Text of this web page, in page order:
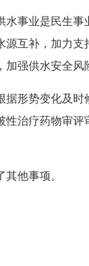
业是民生事业
源互补，加力
加强供水安全风
势变化及时修
性治疗药物审
他事项。